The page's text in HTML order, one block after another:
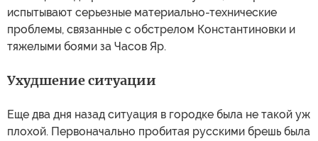
испытывают серьезные материально-технические
проблемы, связанные с обстрелом Константиновки и
тяжелыми боями за Часов Яр.
Ухудшение ситуации
Еще два дня назад ситуация в городке была не такой уж
плохой. Первоначально пробитая русскими брешь была